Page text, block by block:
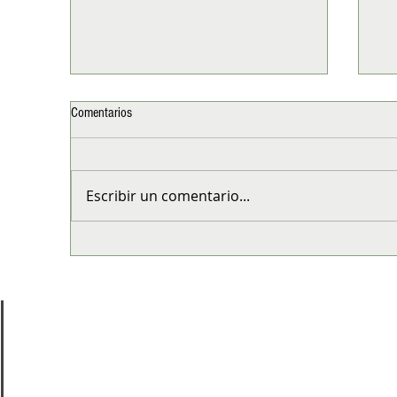
Comentarios
Escribir un comentario...